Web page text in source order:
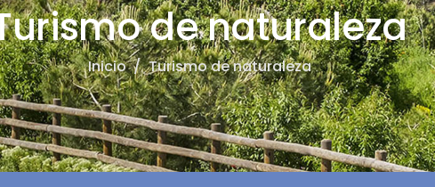
de naturaleza
Inicio/ Turismo de naturaleza